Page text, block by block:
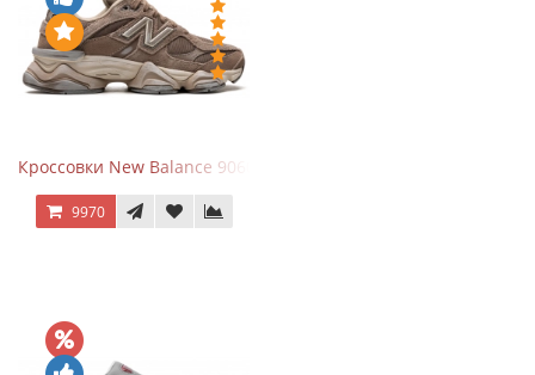
Кроссовки New Balance 9060 Mushroom
9970